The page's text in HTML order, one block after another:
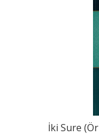
İki Sure